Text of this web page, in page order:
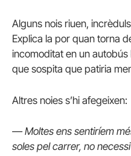
Alguns nois riuen,
Explica la por quan torna
incomoditat en un
que sospita que patiria
Altres noies s’hi afegeixen:
— Moltes ens sentiríem
soles pel carrer, no